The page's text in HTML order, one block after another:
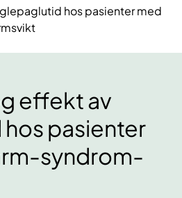
hos pasienter med
effekt av
pasienter
syndrom-